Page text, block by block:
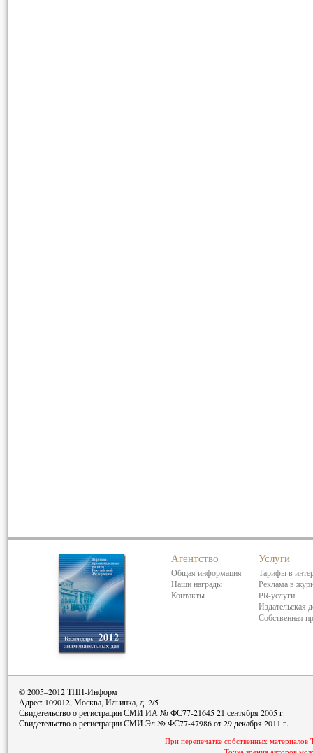
Агентство
Общая информация
Наши награды
Контакты
Услуги
Тарифы в
Реклама в
PR-услуги
Издательская
Собственная
© 2005–2012 ТПП-Информ
Адрес: 109012, Москва, Ильинка, д. 2/5
Свидетельство о регистрации СМИ ИА № ФС77-21645 21 сентября 2005 г.
Свидетельство о регистрации СМИ Эл № ФС77-47986 от 29 декабря 2011 г.
При перепечатке собственных